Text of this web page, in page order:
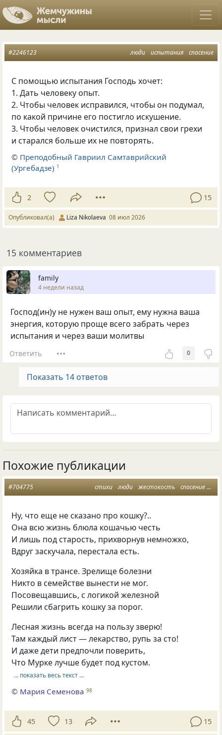
люди испытания спасение
#2246123
С помощью испытания Господь хочет:
1. Дать человеку опыт.
2. Чтобы человек исправился, чтобы он подумал,
по какой причине его постигло искушение.
3. Чтобы человек очистился, признал свои грехи
и старался больше их не повторять.
© Преподобный Гавриил Самтаврийский
(Ургебадзе) 1
2 15
Опубликовал(а) Liza Nikolaeva 08 июл 2026
15 комментариев
family
4 недели назад
Господ(ин)у не нужен ваш опыт, ему нужна ваша
энергия, которую проще всего забрать через
испытания и через ваши молитвы
Ответить 0
Показать 14 ответов
Похожие публикации
стихи люди жестокость спасение
#704775
Ну, что еще не сказано про кошку?..
Она всю жизнь блюла кошачью честь
И лишь под старость, прихворнув немножко,
Вдруг заскучала, перестала есть.
Хозяйка в трансе. Зрелище болезни
Никто в семействе вынести не мог.
Посовещавшись, с логикой железной
Решили сбагрить кошку за порог.
Лесная жизнь всегда на пользу зверю!
Там каждый лист — лекарство, рупь за сто!
И даже дети предпочли поверить,
Что Мурке лучше будет под кустом.
… показать весь текст …
© Мария Семенова 98
45 13 15